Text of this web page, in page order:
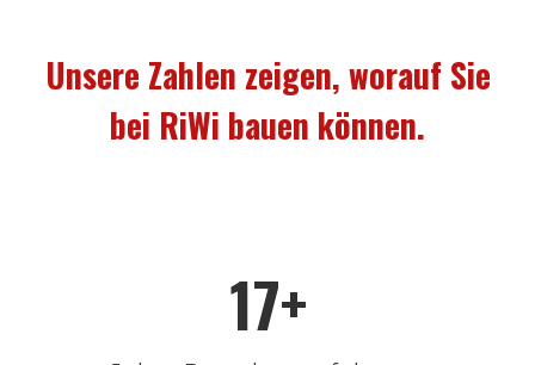
Unsere Zahlen zeigen, worauf Sie
bei RiWi bauen können.
17+